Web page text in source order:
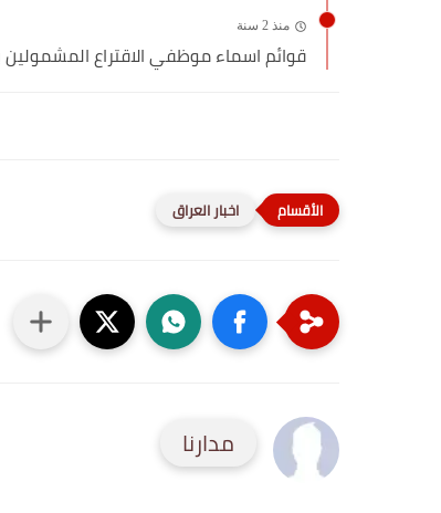
منذ 2 سنة
قوائم اسماء موظفي الاقتراع المشمولين
اخبار العراق
مدارنا